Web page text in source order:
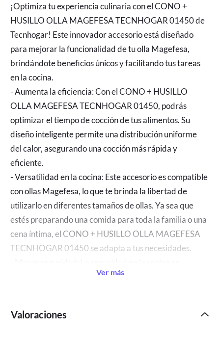
¡Optimiza tu experiencia culinaria con el CONO +
HUSILLO OLLA MAGEFESA TECNHOGAR 01450 de
Tecnhogar! Este innovador accesorio está diseñado
para mejorar la funcionalidad de tu olla Magefesa,
brindándote beneficios únicos y facilitando tus tareas
en la cocina.
- Aumenta la eficiencia: Con el CONO + HUSILLO
OLLA MAGEFESA TECNHOGAR 01450, podrás
optimizar el tiempo de cocción de tus alimentos. Su
diseño inteligente permite una distribución uniforme
del calor, asegurando una cocción más rápida y
eficiente.
- Versatilidad en la cocina: Este accesorio es compatible
con ollas Magefesa, lo que te brinda la libertad de
utilizarlo en diferentes tamaños de ollas. Ya sea que
estés preparando una comida para toda la familia o una
cena íntima, el CONO + HUSILLO OLLA MAGEFESA
TECNHOGAR 01450 se adapta a tus necesidades.
primordial, y con el CONO + HUSILLO OLLA
brinda un agarre seguro y cómodo, evitando posibles
Ver más
Valoraciones